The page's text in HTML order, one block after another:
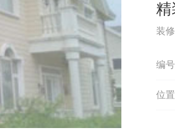
精
装修
编
位